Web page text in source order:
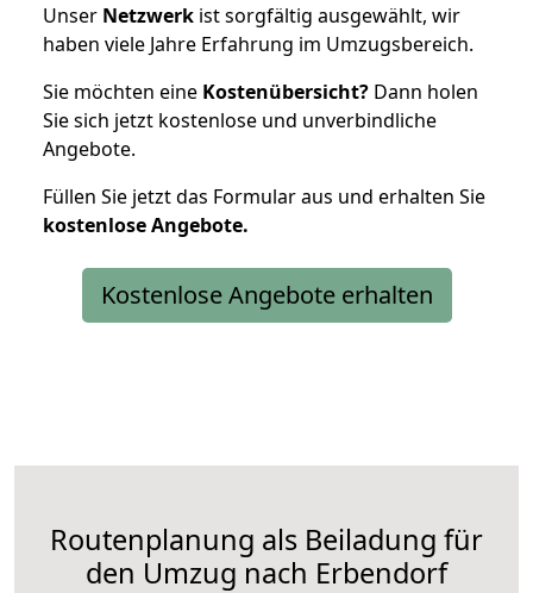
Unser Netzwerk ist sorgfältig ausgewählt, wir
haben viele Jahre Erfahrung im Umzugsbereich.
Sie möchten eine Kostenübersicht? Dann holen
Sie sich jetzt kostenlose und unverbindliche
Angebote.
Füllen Sie jetzt das Formular aus und erhalten Sie
kostenloseAngebote.
Kostenlose Angebote erhalten
Routenplanung als Beiladung für
den Umzug nach Erbendorf